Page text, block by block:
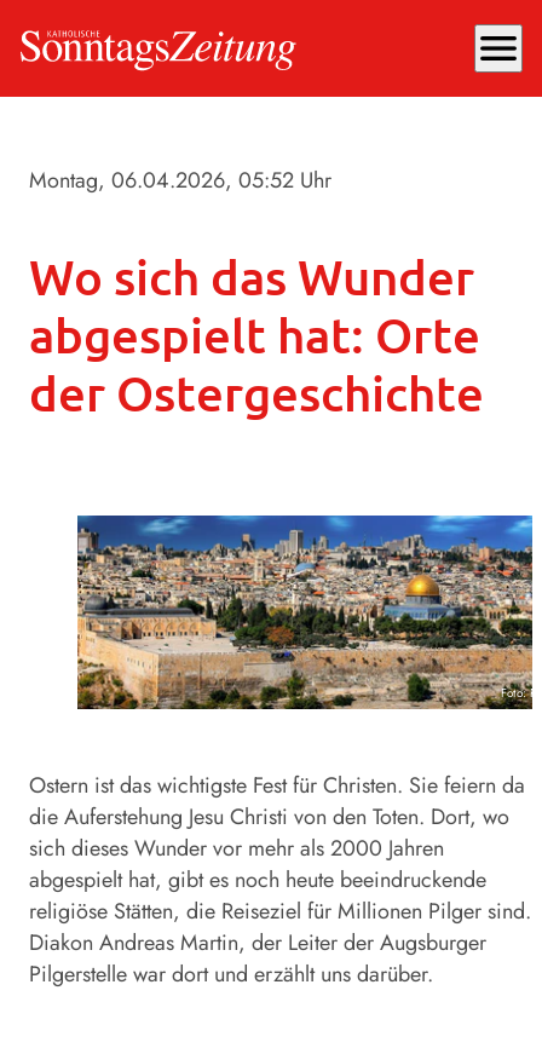
menu
Montag, 06.04.2026, 05:52 Uhr
Wo sich das Wunder
abgespielt hat: Orte
der Ostergeschichte
Foto:
Ostern ist das wichtigste Fest für Christen. Sie feiern da
die Auferstehung Jesu Christi von den Toten. Dort, wo
sich dieses Wunder vor mehr als 2000 Jahren
abgespielt hat, gibt es noch heute beeindruckende
religiöse Stätten, die Reiseziel für Millionen Pilger sind.
Diakon Andreas Martin, der Leiter der Augsburger
Pilgerstelle war dort und erzählt uns darüber.